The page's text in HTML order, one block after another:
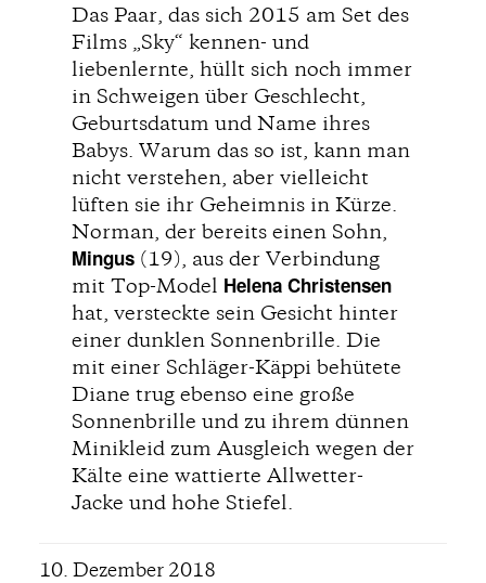
Das Paar, das sich 2015 am Set des
Films „Sky“ kennen- und
liebenlernte, hüllt sich noch immer
in Schweigen über Geschlecht,
Geburtsdatum und Name ihres
Babys. Warum das so ist, kann man
nicht verstehen, aber vielleicht
lüften sie ihr Geheimnis in Kürze.
Norman, der bereits einen Sohn,
Mingus(19), aus der Verbindung
mit Top-Model Helena Christensen
hat, versteckte sein Gesicht hinter
einer dunklen Sonnenbrille. Die
mit einer Schläger-Käppi behütete
Diane trug ebenso eine große
Sonnenbrille und zu ihrem dünnen
Minikleid zum Ausgleich wegen der
Kälte eine wattierte Allwetter-
Jacke und hohe Stiefel.
10. Dezember 2018